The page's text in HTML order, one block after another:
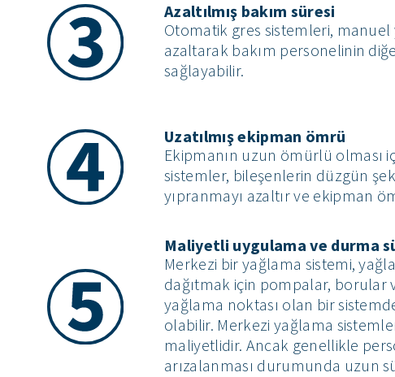
Azaltılmış bakım süresi
Otomatik gres sistemleri, manuel
azaltarak bakım personelinin
sağlayabilir.
Uzatılmış ekipman ömrü
Ekipmanın uzun ömürlü olması
sistemler, bileşenlerin düzgün
yıpranmayı azaltır ve ekipman
Maliyetli uygulama ve durma
Merkezi bir yağlama sistemi,
dağıtmak için pompalar, borular
yağlama noktası olan bir
olabilir. Merkezi yağlama
maliyetlidir. Ancak genellikle
arızalanması durumunda uzun